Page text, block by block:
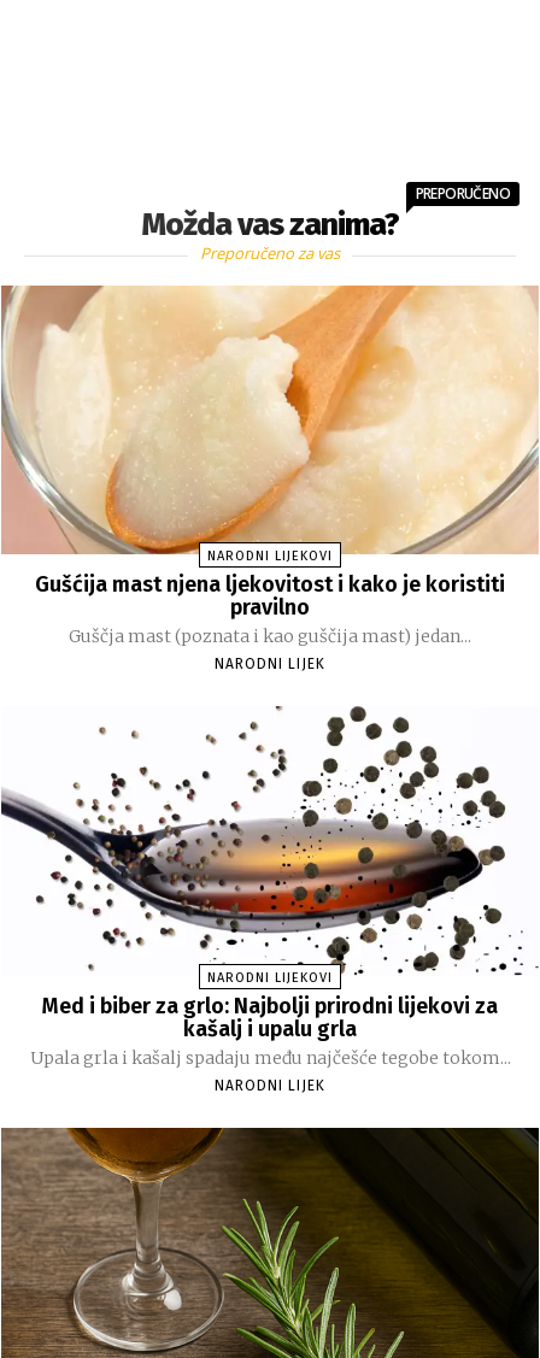
Možda vas zanima?
PREPORUČENO
Preporučeno za vas
NARODNI LIJEKOVI
Gušćija mast njena ljekovitost i kako je koristiti
pravilno
Guščja mast (poznata i kao guščija mast) jedan...
NARODNI LIJEK
NARODNI LIJEKOVI
Med i biber za grlo: Najbolji prirodni lijekovi za
kašalj i upalu grla
Upala grla i kašalj spadaju među najčešće tegobe tokom...
NARODNI LIJEK